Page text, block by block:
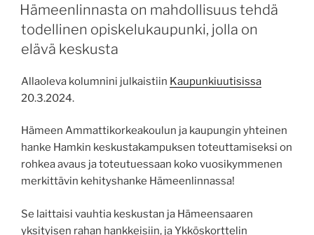
Hämeenlinnasta on mahdollisuus tehdä
todellinen opiskelukaupunki, jolla on
elävä keskusta
Allaoleva kolumnini julkaistiin Kaupunkiuutisissa
20.3.2024.
Hämeen Ammattikorkeakoulun ja kaupungin yhteinen
hanke Hamkin keskustakampuksen toteuttamiseksi on
rohkea avaus ja toteutuessaan koko vuosikymmenen
merkittävin kehityshanke Hämeenlinnassa!
Se laittaisi vauhtia keskustan ja Hämeensaaren
yksityisen rahan hankkeisiin, ja Ykköskorttelin